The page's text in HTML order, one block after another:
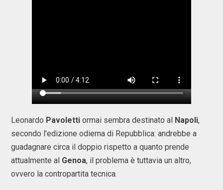
Leonardo Pavoletti ormai sembra destinato al Napoli,
secondo l'edizione odierna di Repubblica: andrebbe a
guadagnare circa il doppio rispetto a quanto prende
attualmente al Genoa, il problema è tuttavia un altro,
ovvero la contropartita tecnica.